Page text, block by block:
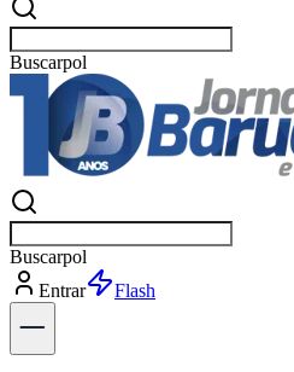
Buscarnotí
Buscarnotí
Entrar
Explorar